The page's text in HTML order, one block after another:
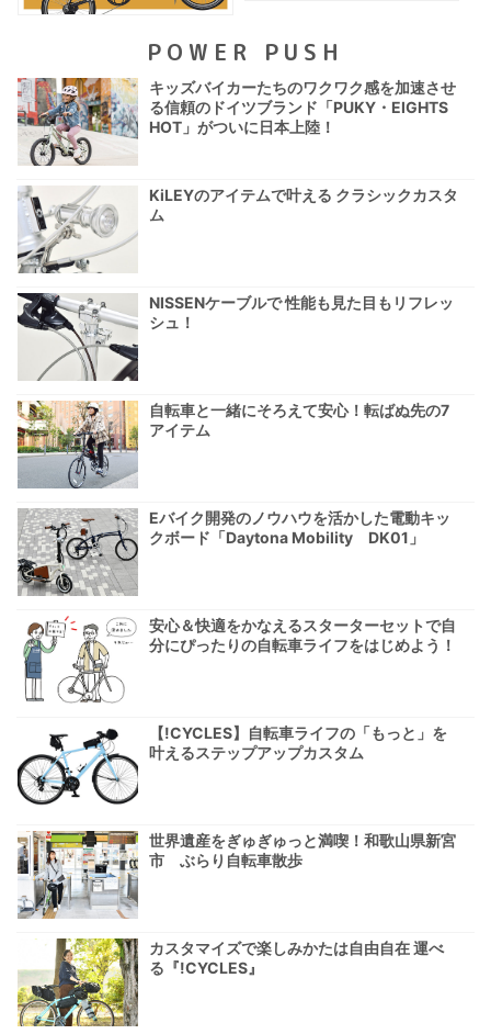
POWER PUSH
キッズバイカーたちのワクワク感を加速させ
る信頼のドイツブランド「PUKY・EIGHTS
HOT」がついに日本上陸！
KiLEYのアイテムで叶える クラシックカスタ
ム
NISSENケーブルで 性能も見た目もリフレッ
シュ！
自転車と一緒にそろえて安心！転ばぬ先の7
アイテム
Eバイク開発のノウハウを活かした電動キッ
クボード「Daytona Mobility DK01」
安心＆快適をかなえるスターターセットで自
分にぴったりの自転車ライフをはじめよう！
【!CYCLES】自転車ライフの「もっと」を
叶えるステップアップカスタム
世界遺産をぎゅぎゅっと満喫！和歌山県新宮
市 ぶらり自転車散歩
カスタマイズで楽しみかたは自由自在 運べ
る『!CYCLES』